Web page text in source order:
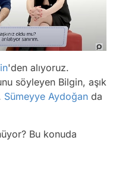
'den alıyoruz.
söyleyen Bilgin, aşık
Sümeyye Aydoğan da
Bu konuda